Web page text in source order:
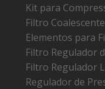
Kit para
Filtro Coalescente
Elementos para
Filtro Regulador
Filtro Regulador
Regulador de